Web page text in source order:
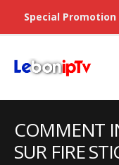
COMMENT
SUR FIRE
Special Promotion